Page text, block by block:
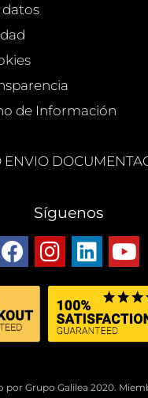
datos
de Información
ENVIO
Síguenos
por Grupo Galilea 2020.